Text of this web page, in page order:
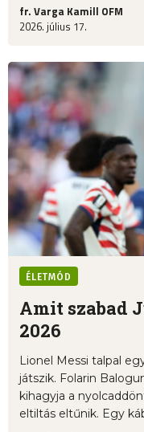
fr. Varga Kamill OFM
2026. július 17.
ÉLETMÓD
Amit szabad
2026
Lionel Messi talpal
játszik. Folarin
kihagyja a
eltiltás eltűnik. Egy